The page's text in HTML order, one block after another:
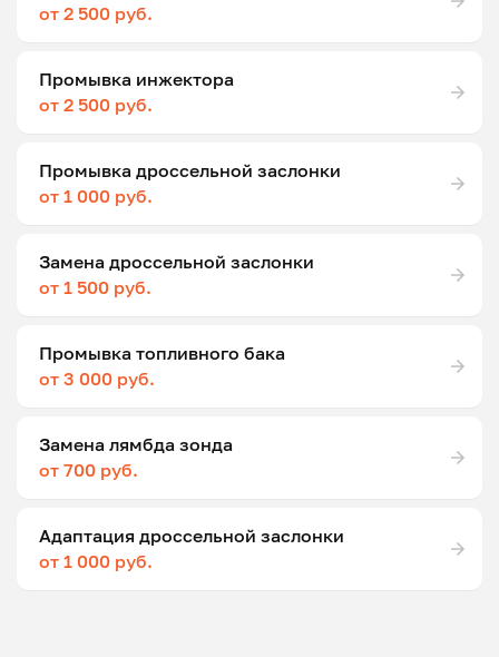
от 2 500 руб.
Промывка инжектора
от 2 500 руб.
Промывка дроссельной заслонки
от 1 000 руб.
Замена дроссельной заслонки
от 1 500 руб.
Промывка топливного бака
от 3 000 руб.
Замена лямбда зонда
от 700 руб.
Адаптация дроссельной заслонки
от 1 000 руб.